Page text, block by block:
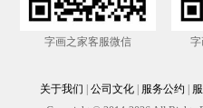
字画之家客服微信
关于我们 | 公司文化 | 服务公约 |